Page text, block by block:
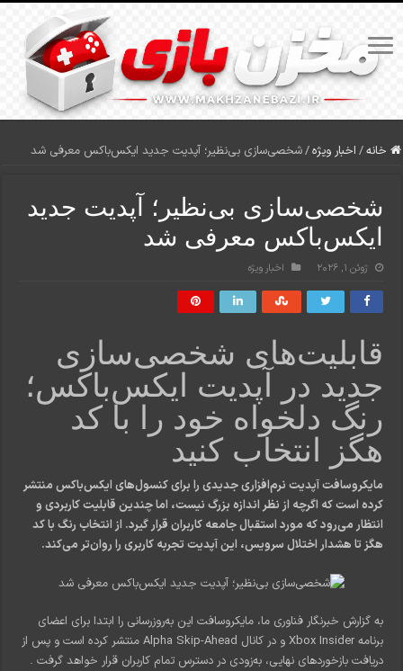
خانه/ اخبار ویژه/شخصی‌سازی بی‌نظیر؛ آپدیت جدید ایکس‌باکس معرفی شد
شخصی‌سازی بی‌نظیر؛ آپدیت جدید
ایکس‌باکس معرفی شد
ژوئن 1, 2026 اخبار ویژه
قابلیت‌های شخصی‌سازی
جدید در آپدیت ایکس‌باکس؛
رنگ دلخواه خود را با کد
هگز انتخاب کنید
مایکروسافت آپدیت نرم‌افزاری جدیدی را برای کنسول‌های ایکس‌باکس منتشر
کرده است که اگرچه از نظر اندازه بزرگ نیست، اما چندین قابلیت کاربردی و
انتظار می‌رود که مورد استقبال جامعه کاربران قرار گیرد. از انتخاب رنگ با کد
هگز تا هشدار اختلال سرویس، این آپدیت تجربه کاربری را روان‌تر می‌کند.
به گزارش خبرنگار فناوری ما، مایکروسافت این به‌روزرسانی را ابتدا برای اعضای
برنامه Xbox Insider و در کانال Alpha Skip-Ahead منتشر کرده است و پس از
دریافت بازخوردهای نهایی، به‌زودی در دسترس تمام کاربران قرار خواهد گرفت .